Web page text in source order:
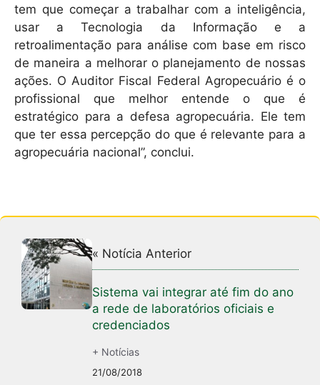
tem que começar a trabalhar com a inteligência,
usar a Tecnologia da Informação e a
retroalimentação para análise com base em risco
de maneira a melhorar o planejamento de nossas
ações. O Auditor Fiscal Federal Agropecuário é o
profissional que melhor entende o que é
estratégico para a defesa agropecuária. Ele tem
que ter essa percepção do que é relevante para a
agropecuária nacional”, conclui.
« Notícia Anterior
Sistema vai integrar até fim do ano
a rede de laboratórios oficiais e
credenciados
+ Notícias
21/08/2018